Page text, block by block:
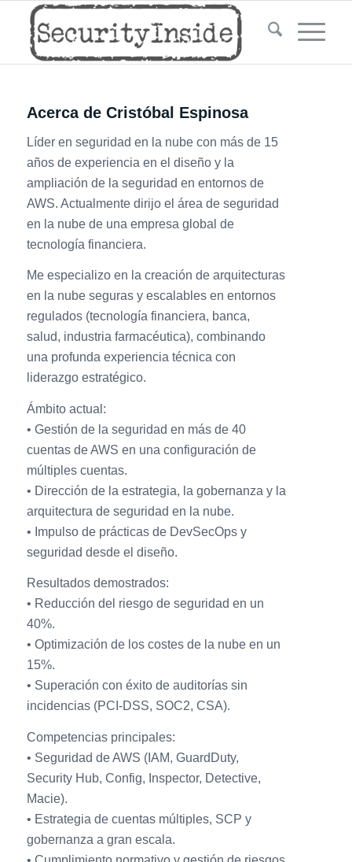
Acerca de Cristóbal Espinosa
Líder en seguridad en la nube con más de 15
años de experiencia en el diseño y la
ampliación de la seguridad en entornos de
AWS. Actualmente dirijo el área de seguridad
en la nube de una empresa global de
tecnología financiera.
Me especializo en la creación de arquitecturas
en la nube seguras y escalables en entornos
regulados (tecnología financiera, banca,
salud, industria farmacéutica), combinando
una profunda experiencia técnica con
liderazgo estratégico.
Ámbito actual:
• Gestión de la seguridad en más de 40
cuentas de AWS en una configuración de
múltiples cuentas.
• Dirección de la estrategia, la gobernanza y la
arquitectura de seguridad en la nube.
• Impulso de prácticas de DevSecOps y
seguridad desde el diseño.
Resultados demostrados:
• Reducción del riesgo de seguridad en un
40%.
• Optimización de los costes de la nube en un
15%.
• Superación con éxito de auditorías sin
incidencias (PCI-DSS, SOC2, CSA).
Competencias principales:
• Seguridad de AWS (IAM, GuardDuty,
Security Hub, Config, Inspector, Detective,
Macie).
• Estrategia de cuentas múltiples, SCP y
gobernanza a gran escala.